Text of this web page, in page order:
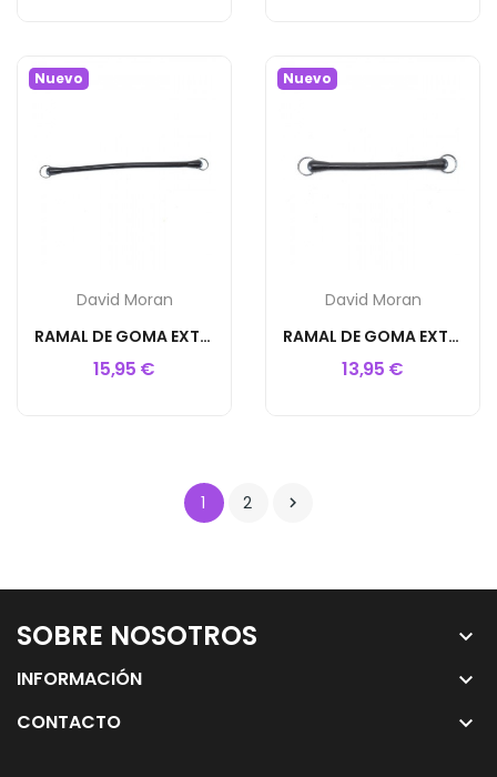
Nuevo
David Moran
RAMAL DE GOMA EXTENSIBLE NEGRO 80cm
15,95 €
Nuevo
David Moran
RAMAL DE GOMA EXTENSIBLE NEGRO 50cm
13,95 €
1 2 
SOBRE NOSOTROS keyboard_arrow_down
INFORMACIÓN keyboard_arrow_down
CONTACTO keyboard_arrow_down